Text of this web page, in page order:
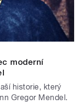
moderní
historie, který
Gregor Mendel.